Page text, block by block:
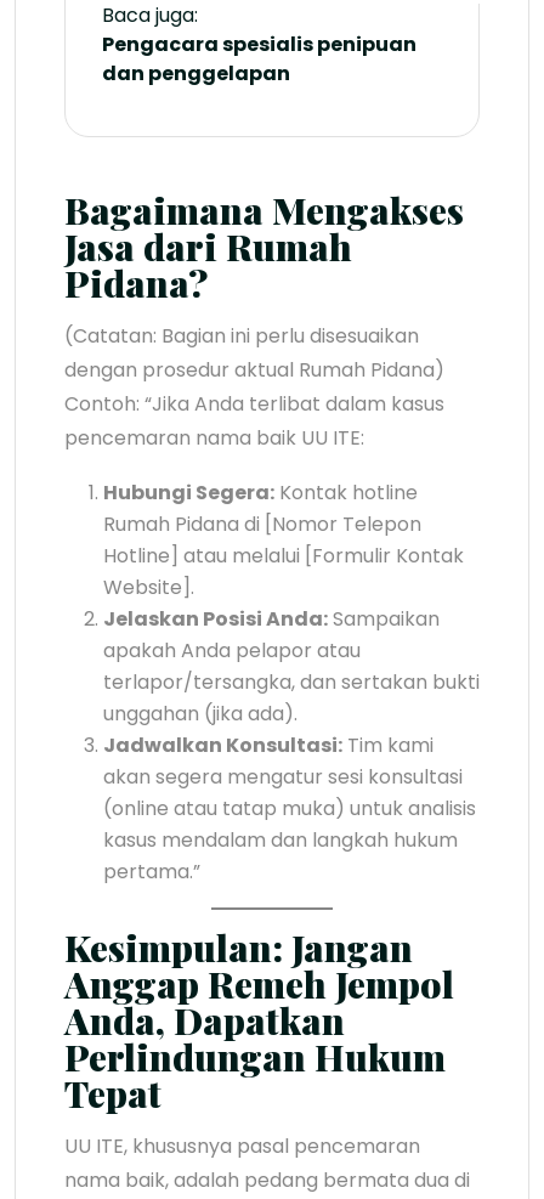
Baca juga:
Pengacara spesialis penipuan
dan penggelapan
Bagaimana Mengakses
Jasa dari Rumah
Pidana?
(Catatan: Bagian ini perlu disesuaikan
dengan prosedur aktual Rumah Pidana)
Contoh: “Jika Anda terlibat dalam kasus
pencemaran nama baik UU ITE:
Hubungi Segera: Kontak hotline
Rumah Pidana di [Nomor Telepon
Hotline] atau melalui [Formulir Kontak
Website].
Jelaskan Posisi Anda:Sampaikan
apakah Anda pelapor atau
terlapor/tersangka, dan sertakan bukti
unggahan (jika ada).
Jadwalkan Konsultasi: Tim kami
akan segera mengatur sesi konsultasi
(online atau tatap muka) untuk analisis
kasus mendalam dan langkah hukum
pertama.”
Kesimpulan: Jangan
Anggap Remeh Jempol
Anda, Dapatkan
Perlindungan Hukum
Tepat
UU ITE, khususnya pasal pencemaran
nama baik, adalah pedang bermata dua di